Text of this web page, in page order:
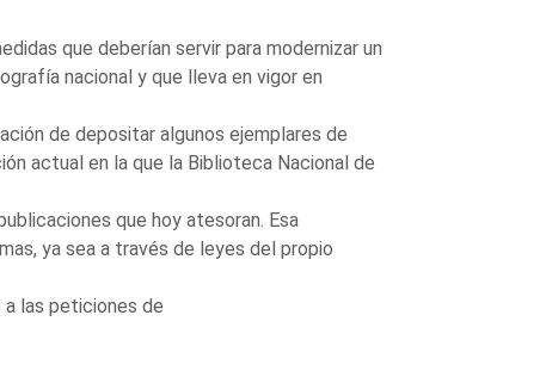
que deberían servir para modernizar un
nacional y que lleva en vigor en
de depositar algunos ejemplares de
actual en la que la Biblioteca Nacional de
que hoy atesoran. Esa
ya sea a través de leyes del propio
a las peticiones de